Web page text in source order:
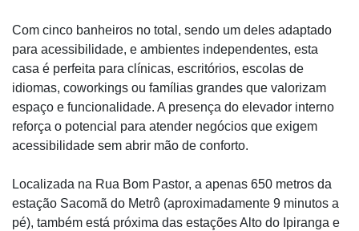
Com cinco banheiros no total, sendo um deles adaptado
para acessibilidade, e ambientes independentes, esta
casa é perfeita para clínicas, escritórios, escolas de
idiomas, coworkings ou famílias grandes que valorizam
espaço e funcionalidade. A presença do elevador interno
reforça o potencial para atender negócios que exigem
acessibilidade sem abrir mão de conforto.
Localizada na Rua Bom Pastor, a apenas 650 metros da
estação Sacomã do Metrô (aproximadamente 9 minutos a
pé), também está próxima das estações Alto do Ipiranga e